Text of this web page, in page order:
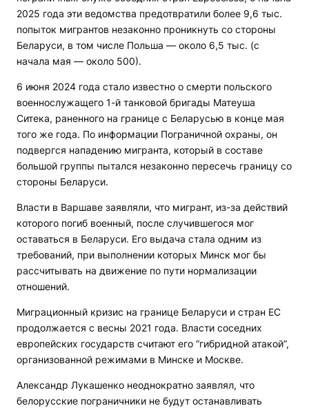
2025 года эти ведомства предотвратили более 9,6 тыс.
попыток мигрантов незаконно проникнуть со стороны
Беларуси, в том числе Польша — около 6,5 тыс. (с
начала мая — около 500).
6 июня 2024 года стало известно о смерти польского
военнослужащего 1-й танковой бригады Матеуша
Ситека, раненного на границе с Беларусью в конце мая
того же года. По информации Пограничной охраны, он
подвергся нападению мигранта, который в составе
большой группы пытался незаконно пересечь границу со
стороны Беларуси.
Власти в Варшаве заявляли, что мигрант, из-за действий
которого погиб военный, после случившегося мог
оставаться в Беларуси. Его выдача стала одним из
требований, при выполнении которых Минск мог бы
рассчитывать на движение по пути нормализации
отношений.
Миграционный кризис на границе Беларуси и стран ЕС
продолжается с весны 2021 года. Власти соседних
европейских государств считают его “гибридной атакой”,
организованной режимами в Минске и Москве.
Александр Лукашенко неоднократно заявлял, что
белорусские пограничники не будут останавливать